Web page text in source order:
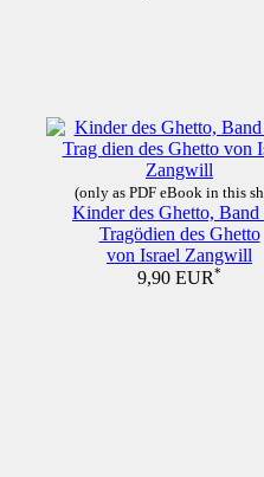
(only as PDF eBook in this
Kinder des Ghetto,
Tragödien des Ghetto
von Israel Zangwill
9,90 EUR*